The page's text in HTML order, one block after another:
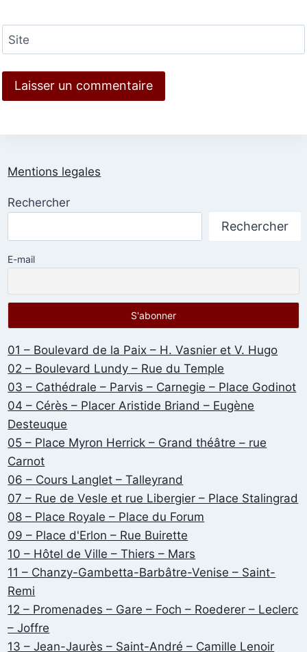
Site
Mentions legales
Rechercher
Rechercher
E-mail
01 – Boulevard de la Paix – H. Vasnier et V. Hugo
02 – Boulevard Lundy – Rue du Temple
03 – Cathédrale – Parvis – Carnegie – Place Godinot
04 – Cérès – Placer Aristide Briand – Eugène
Desteuque
05 – Place Myron Herrick – Grand théâtre – rue
Carnot
06 – Cours Langlet – Talleyrand
07 – Rue de Vesle et rue Libergier – Place Stalingrad
08 – Place Royale – Place du Forum
09 – Place d'Erlon – Rue Buirette
10 – Hôtel de Ville – Thiers – Mars
11 – Chanzy-Gambetta-Barbâtre-Venise – Saint-
Remi
12 – Promenades – Gare – Foch – Roederer – Leclerc
– Joffre
13 – Jean-Jaurès – Saint-André – Camille Lenoir